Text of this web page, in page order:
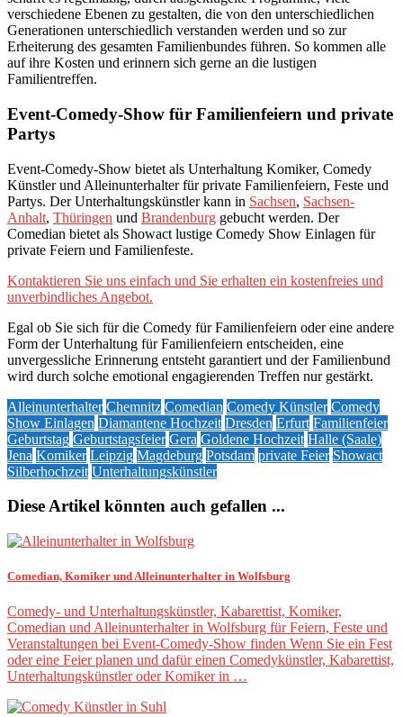
verschiedene Ebenen zu gestalten, die von den unterschiedlichen
Generationen unterschiedlich verstanden werden und so zur
Erheiterung des gesamten Familienbundes führen. So kommen alle
auf ihre Kosten und erinnern sich gerne an die lustigen
Familientreffen.
Event-Comedy-Show für Familienfeiern und private
Partys
Event-Comedy-Show bietet als Unterhaltung Komiker, Comedy
Künstler und Alleinunterhalter für private Familienfeiern, Feste und
Partys. Der Unterhaltungskünstler kann in Sachsen, Sachsen-
Anhalt, Thüringen und Brandenburg gebucht werden. Der
Comedian bietet als Showact lustige Comedy Show Einlagen für
private Feiern und Familienfeste.
Kontaktieren Sie uns einfach und Sie erhalten ein kostenfreies und
unverbindliches Angebot.
Egal ob Sie sich für die Comedy für Familienfeiern oder eine andere
Form der Unterhaltung für Familienfeiern entscheiden, eine
unvergessliche Erinnerung entsteht garantiert und der Familienbund
wird durch solche emotional engagierenden Treffen nur gestärkt.
Alleinunterhalter Chemnitz Comedian Comedy Künstler Comedy
Show Einlagen Diamantene Hochzeit Dresden Erfurt Familienfeier
Geburtstag Geburtstagsfeier Gera Goldene Hochzeit Halle (Saale)
Jena Komiker Leipzig Magdeburg Potsdam private Feier Showact
Silberhochzeit Unterhaltungskünstler
Diese Artikel könnten auch gefallen ...
Comedian, Komiker und Alleinunterhalter in Wolfsburg
Comedy- und Unterhaltungskünstler, Kabarettist, Komiker,
Comedian und Alleinunterhalter in Wolfsburg für Feiern, Feste und
Veranstaltungen bei Event-Comedy-Show finden Wenn Sie ein Fest
oder eine Feier planen und dafür einen Comedykünstler, Kabarettist,
Unterhaltungskünstler oder Komiker in …